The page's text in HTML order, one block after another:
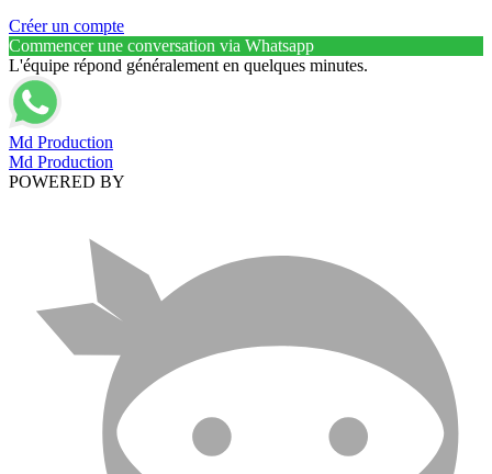
Créer un compte
Commencer une conversation via Whatsapp
L'équipe répond généralement en quelques minutes.
Md Production
Md Production
POWERED BY